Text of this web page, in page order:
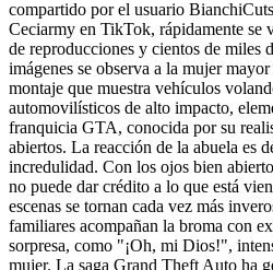
compartido por el usuario
Ceciarmy en TikTok, rápidamente se
de reproducciones y cientos de miles
imágenes se observa a la mujer
montaje que muestra vehículos
automovilísticos de alto impacto,
franquicia GTA, conocida por su
abiertos. La reacción de la abuela es
incredulidad. Con los ojos bien
no puede dar crédito a lo que está
escenas se tornan cada vez más
familiares acompañan la broma con
sorpresa, como "¡Oh, mi Dios!",
mujer. La saga Grand Theft Auto ha